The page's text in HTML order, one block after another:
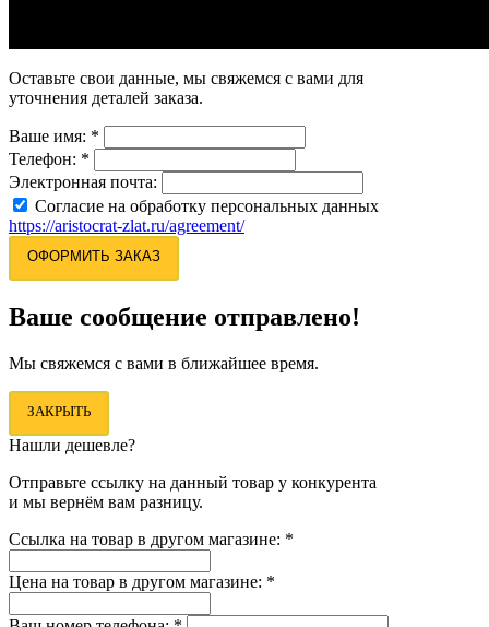
Оставьте свои данные, мы свяжемся с вами для
уточнения деталей заказа.
Ваше имя: *
Телефон: *
Электронная почта:
Согласие на обработку персональных данных
https://aristocrat-zlat.ru/agreement/
ОФОРМИТЬ ЗАКАЗ
Ваше сообщение отправлено!
Мы свяжемся с вами в ближайшее время.
ЗАКРЫТЬ
Нашли дешевле?
Отправьте ссылку на данный товар у конкурента
и мы вернём вам разницу.
Ссылка на товар в другом магазине: *
Цена на товар в другом магазине: *